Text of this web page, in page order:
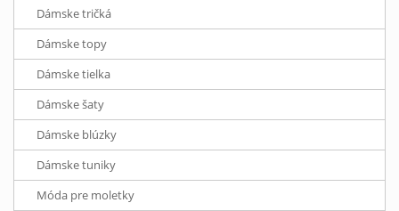
Dámske tričká
Dámske topy
Dámske tielka
Dámske šaty
Dámske blúzky
Dámske tuniky
Móda pre moletky